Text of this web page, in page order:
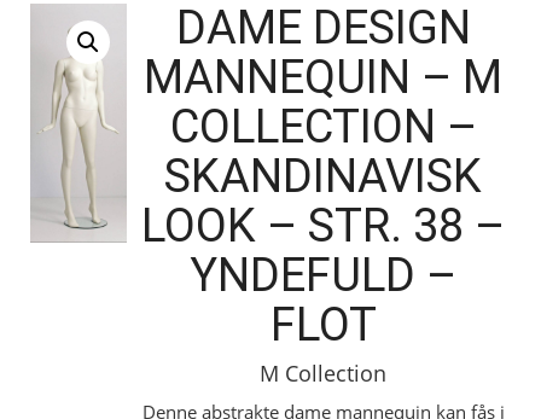
DAME DESIGN
MANNEQUIN – M
COLLECTION –
SKANDINAVISK
LOOK – STR. 38 –
YNDEFULD –
FLOT
M Collection
Denne abstrakte dame mannequin kan fås i